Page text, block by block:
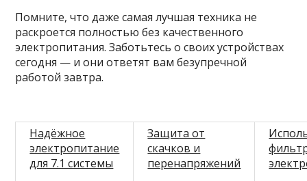
Помните, что даже самая лучшая техника не
раскроется полностью без качественного
электропитания. Заботьтесь о своих устройствах
сегодня — и они ответят вам безупречной
работой завтра.
Надёжное
электропитание
для 7.1 системы
Защита от
скачков и
перенапряжений